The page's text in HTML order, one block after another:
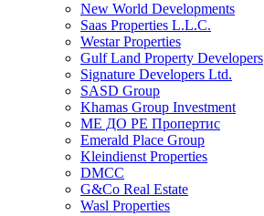
New World Developments
Saas Properties L.L.C.
Westar Properties
Gulf Land Property Developers
Signature Developers Ltd.
SASD Group
Khamas Group Investment
МЕ ДО РЕ Пропертис
Emerald Place Group
Kleindienst Properties
DMCC
G&Co Real Estate
Wasl Properties